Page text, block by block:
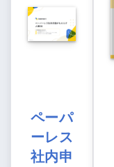
ペーパ
ーレス
社内申